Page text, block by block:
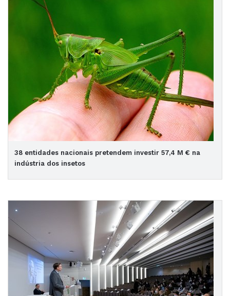
38 entidades nacionais pretendem investir 57,4 M € na
indústria dos insetos